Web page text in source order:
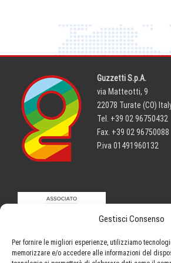
Gestisci Consenso
Per fornire le migliori esperienze, utilizziamo
memorizzare e/o accedere alle informazioni del
Guzzetti S.p.A.
via Matteotti, 9
22078 Turate (CO)
Tel. +39 02 96750432
Fax. +39 02 96750088
P.iva 01491960132